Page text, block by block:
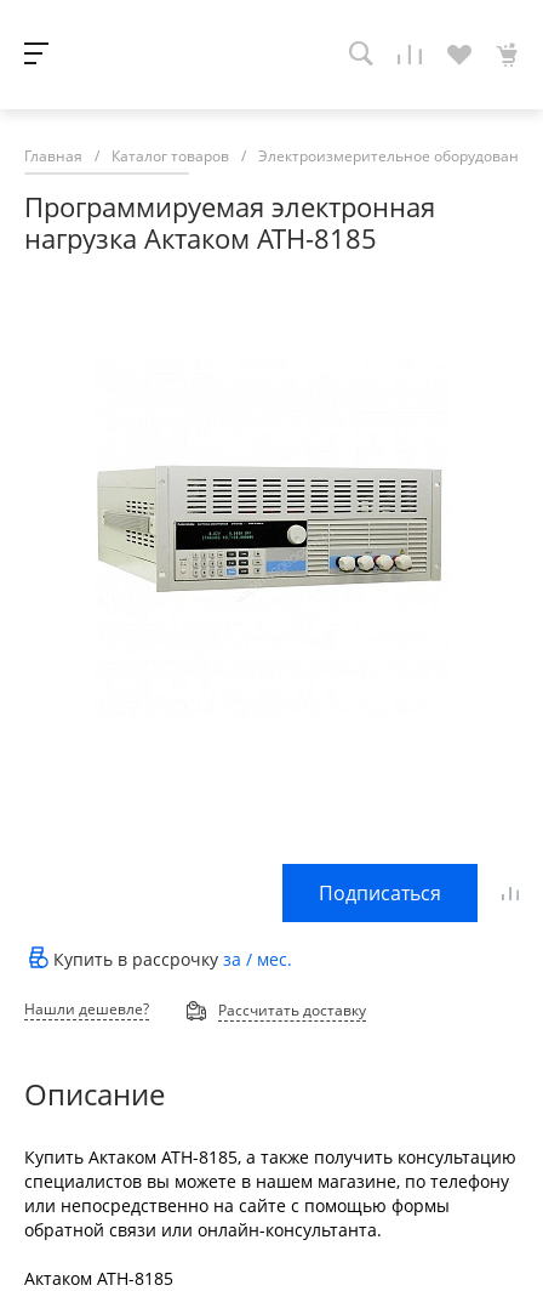
Главная / Каталог товаров / Электроизмерительное оборудование
Программируемая электронная
нагрузка Актаком АТН-8185
Подписаться
Купить в рассрочку за / мес.
Нашли дешевле? Рассчитать доставку
Описание
Купить Актаком АТН-8185, а также получить консультацию
специалистов вы можете в нашем магазине, по телефону
или непосредственно на сайте с помощью формы
обратной связи или онлайн-консультанта.
Актаком АТН-8185